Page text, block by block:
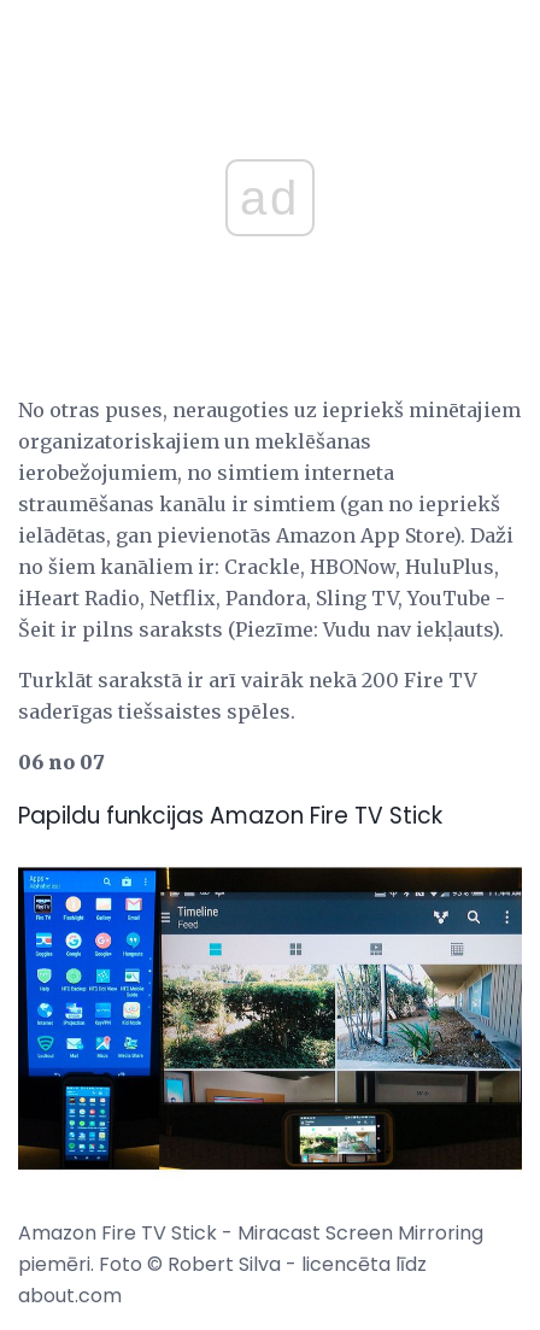
ad
No otras puses, neraugoties uz iepriekš minētajiem
organizatoriskajiem un meklēšanas
ierobežojumiem, no simtiem interneta
straumēšanas kanālu ir simtiem (gan no iepriekš
ielādētas, gan pievienotās Amazon App Store). Daži
no šiem kanāliem ir: Crackle, HBONow, HuluPlus,
iHeart Radio, Netflix, Pandora, Sling TV, YouTube -
Šeit ir pilns saraksts (Piezīme: Vudu nav iekļauts).
Turklāt sarakstā ir arī vairāk nekā 200 Fire TV
saderīgas tiešsaistes spēles.
06 no 07
Papildu funkcijas Amazon Fire TV Stick
Amazon Fire TV Stick - Miracast Screen Mirroring
piemēri. Foto © Robert Silva - licencēta līdz
about.com